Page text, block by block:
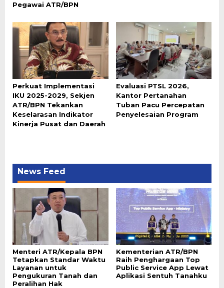
Pegawai ATR/BPN
Perkuat Implementasi
IKU 2025-2029, Sekjen
ATR/BPN Tekankan
Keselarasan Indikator
Kinerja Pusat dan Daerah
Evaluasi PTSL 2026,
Kantor Pertanahan
Tuban Pacu Percepatan
Penyelesaian Program
News Feed
Menteri ATR/Kepala BPN
Tetapkan Standar Waktu
Layanan untuk
Pengukuran Tanah dan
Peralihan Hak
Kementerian ATR/BPN
Raih Penghargaan Top
Public Service App Lewat
Aplikasi Sentuh Tanahku